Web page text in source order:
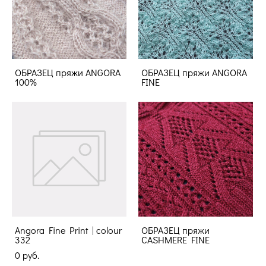
ОБРАЗЕЦ пряжи ANGORA
100%
ОБРАЗЕЦ пряжи ANGORA
FINE
Angora Fine Print | colour
332
0 pуб.
ОБРАЗЕЦ пряжи
CASHMERE FINE